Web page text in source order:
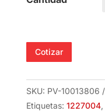
UNC
Genérico
cantidad
Cotizar
SKU: PV-10013806
Etiquetas: 1227004,